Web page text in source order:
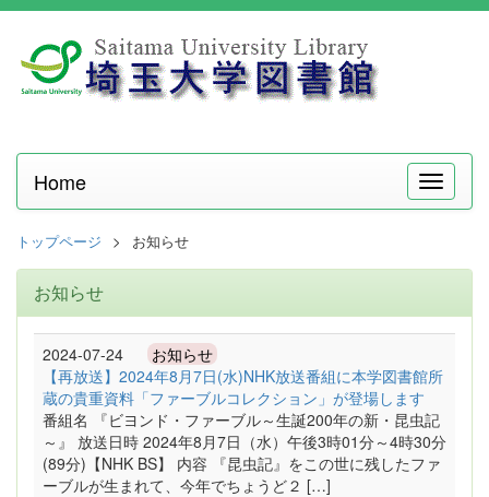
メ
ニ
Home
トップページ お知らせ
お知らせ
2024-07-24 お知らせ
【再放送】2024年8月7日(水)NHK放送番組に本学図書館所
蔵の貴重資料「ファーブルコレクション」が登場します
番組名 『ビヨンド・ファーブル～生誕200年の新・昆虫記
～』 放送日時 2024年8月7日（水）午後3時01分～4時30分
(89分)【NHK BS】 内容 『昆虫記』をこの世に残したファ
ーブルが生まれて、今年でちょうど２ […]